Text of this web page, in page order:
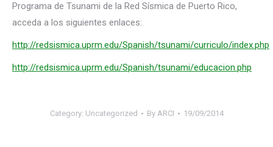
Programa de Tsunami de la Red Sísmica de Puerto Rico,
acceda a los siguientes enlaces:
http://redsismica.uprm.edu/Spanish/tsunami/curriculo/index.php
http://redsismica.uprm.edu/Spanish/tsunami/educacion.php
Category: Uncategorized By ARCI 19/09/2014